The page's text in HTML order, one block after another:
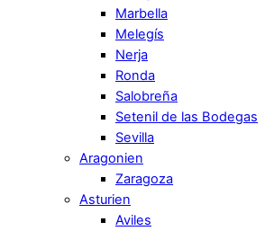
Marbella
Melegís
Nerja
Ronda
Salobreña
Setenil de las Bodegas
Sevilla
Aragonien
Zaragoza
Asturien
Aviles